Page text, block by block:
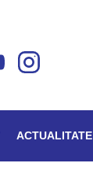
ACTUALITATE